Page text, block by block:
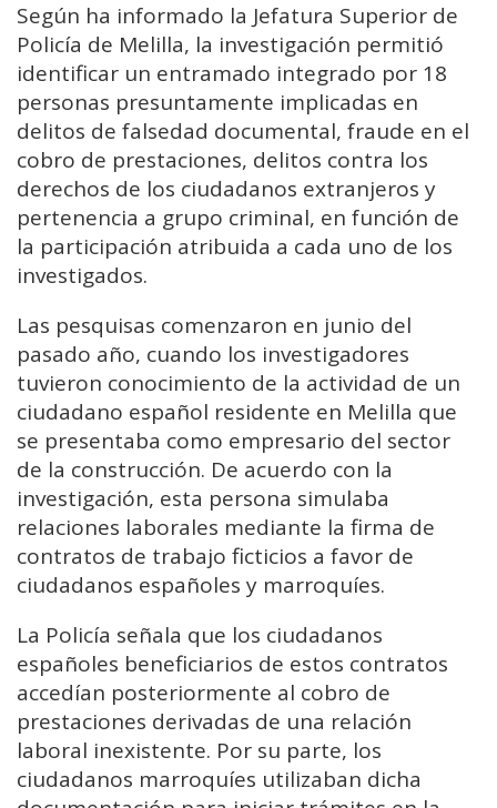
Según ha informado la Jefatura Superior de
Policía de Melilla, la investigación permitió
identificar un entramado integrado por 18
personas presuntamente implicadas en
delitos de falsedad documental, fraude en el
cobro de prestaciones, delitos contra los
derechos de los ciudadanos extranjeros y
pertenencia a grupo criminal, en función de
la participación atribuida a cada uno de los
investigados.
Las pesquisas comenzaron en junio del
pasado año, cuando los investigadores
tuvieron conocimiento de la actividad de un
ciudadano español residente en Melilla que
se presentaba como empresario del sector
de la construcción. De acuerdo con la
investigación, esta persona simulaba
relaciones laborales mediante la firma de
contratos de trabajo ficticios a favor de
ciudadanos españoles y marroquíes.
La Policía señala que los ciudadanos
españoles beneficiarios de estos contratos
accedían posteriormente al cobro de
prestaciones derivadas de una relación
laboral inexistente. Por su parte, los
ciudadanos marroquíes utilizaban dicha